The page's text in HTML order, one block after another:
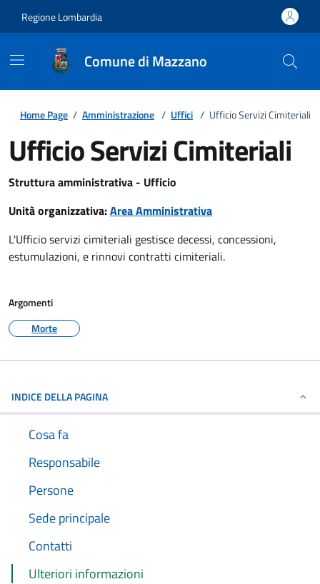
Regione Lombardia
Comune di Mazzano
Home Page / Amministrazione / Uffici / Ufficio Servizi Cimiteriali
Ufficio Servizi Cimiteriali
Struttura amministrativa - Ufficio
Unità organizzativa:Area Amministrativa
L'Ufficio servizi cimiteriali gestisce decessi, concessioni,
estumulazioni, e rinnovi contratti cimiteriali.
Argomenti
Morte
INDICE DELLA PAGINA
Cosa fa
Responsabile
Persone
Sede principale
Contatti
Ulteriori informazioni